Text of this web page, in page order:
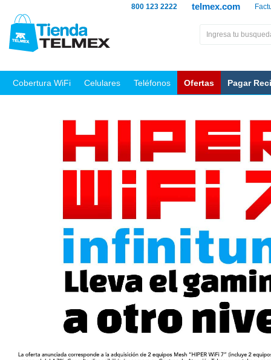
telmex.com
800 123 2222
Cobertura WiFi Celulares Teléfonos Ofertas Pagar